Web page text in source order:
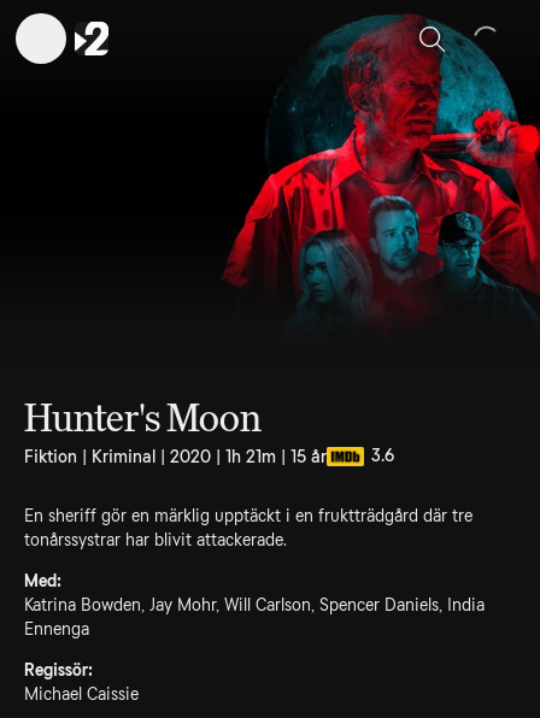
Sök
Hunter's Moon
Fiktion | Kriminal | 2020 | 1h 21m | 15 år 3.6
En sheriff gör en märklig upptäckt i en fruktträdgård där tre
tonårssystrar har blivit attackerade.
Med:
Katrina Bowden, Jay Mohr, Will Carlson, Spencer Daniels, India
Ennenga
Regissör:
Michael Caissie